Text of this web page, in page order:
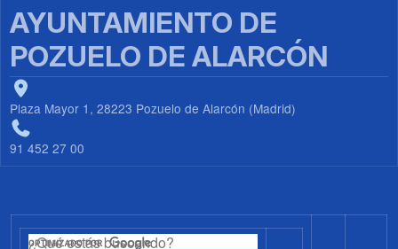
AYUNTAMIENTO DE
POZUELO DE ALARCÓN
Plaza Mayor 1, 28223 Pozuelo de Alarcón (Madrid)
91 452 27 00